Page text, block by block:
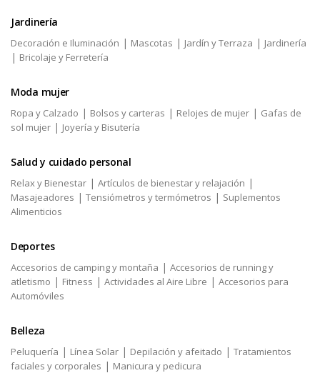
Jardinería
Decoración e Iluminación | Mascotas | Jardín y Terraza | Jardinería
| Bricolaje y Ferretería
Moda mujer
Ropa y Calzado | Bolsos y carteras | Relojes de mujer | Gafas de
sol mujer | Joyería y Bisutería
Salud y cuidado personal
Relax y Bienestar | Artículos de bienestar y relajación |
Masajeadores | Tensiómetros y termómetros | Suplementos
Alimenticios
Deportes
Accesorios de camping y montaña | Accesorios de running y
atletismo | Fitness | Actividades al Aire Libre | Accesorios para
Automóviles
Belleza
Peluquería | Línea Solar | Depilación y afeitado | Tratamientos
faciales y corporales | Manicura y pedicura